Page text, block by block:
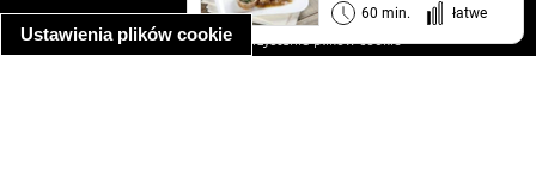
Ustawienia plików cookie
60 min. łatwe
informacja o prywatności
informacja o wykorzystaniu plików cookie